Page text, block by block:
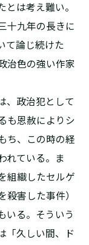
は考え難い。
十九年の長きに
て論じ続けた
治色の強い作家
、政治犯として
も恩赦によりシ
ち、この時の経
れている。ま
組織したセルゲ
害した事件）
いる。そういう
「久しい間、ド